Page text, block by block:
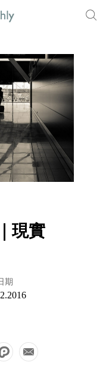
現實
期